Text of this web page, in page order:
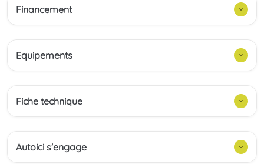
Financement
Equipements
Fiche technique
Autoici s'engage